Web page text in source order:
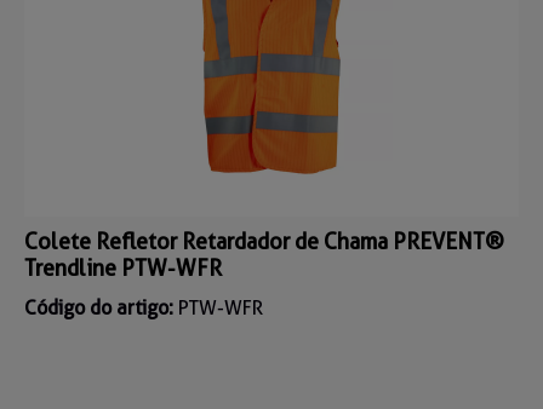
Colete Refletor Retardador de Chama PREVENT®
Trendline PTW-WFR
Código do artigo: PTW-WFR